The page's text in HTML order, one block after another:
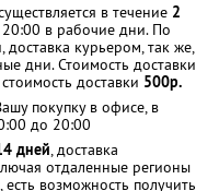
в течение 2
в рабочие дни. По
курьером, так же,
дни. Стоимость доставки
доставки 500р.
покупку в офисе, в
до 20:00
дней, доставка
отдаленные регионы
возможность получить